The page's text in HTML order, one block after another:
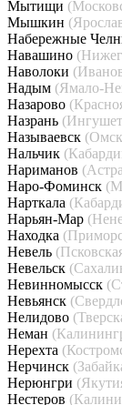
Мытищи
Мышкин
Набережные
Навашино
Наволоки
Надым (Ямало-
Назарово
Назрань
Называевск
Нальчик
Нариманов
Наро-Фоминск
Нарткала
Нарьян-Мар
Находка
Невель
Невельск
Невинномысск
Невьянск
Нелидово
Неман
Нерехта
Нерчинск
Нерюнгри
Нестеров